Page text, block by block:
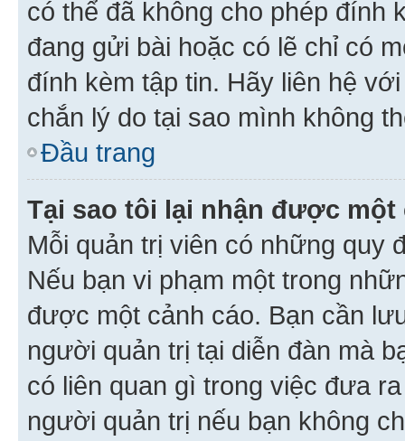
có thể đã không cho phép đính
đang gửi bài hoặc có lẽ chỉ có
đính kèm tập tin. Hãy liên hệ
chắn lý do tại sao mình không
Đầu trang
Tại sao tôi lại nhận được một
Mỗi quản trị viên có những quy
Nếu bạn vi phạm một trong
được một cảnh cáo. Bạn cần
người quản trị tại diễn đàn mà
có liên quan gì trong việc đưa
người quản trị nếu bạn không